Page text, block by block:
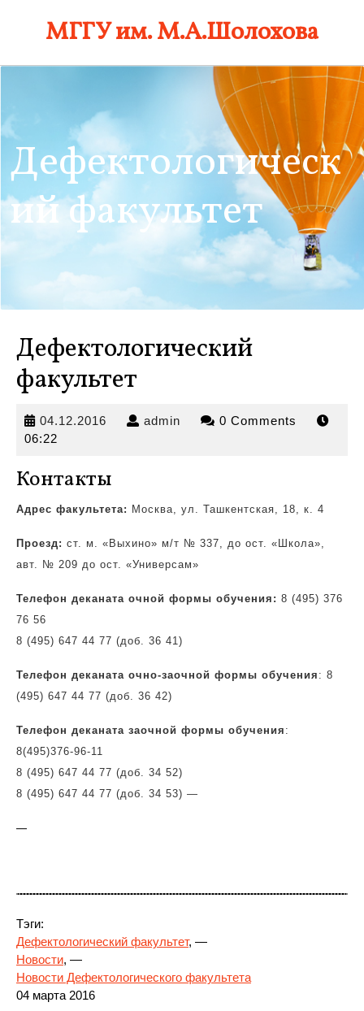
МГГУ им. М.А.Шолохова
Дефектологическ
ий факультет
Дефектологический
факультет
04.12.2016 04.12.2016
admin admin 0 Comments
06:22
Контакты
Адрес факультета: Москва, ул. Ташкентская, 18, к. 4
Проезд: ст. м. «Выхино» м/т № 337, до ост. «Школа»,
авт. № 209 до ост. «Универсам»
Телефон деканата очной формы обучения: 8 (495) 376
76 56
8 (495) 647 44 77 (доб. 36 41)
Телефон деканата очно-заочной формы обучения : 8
(495) 647 44 77 (доб. 36 42)
Телефон деканата заочной формы обучения :
8(495)376-96-11
8 (495) 647 44 77 (доб. 34 52)
8 (495) 647 44 77 (доб. 34 53) —
—
Тэги:
Дефектологический факультет, —
Новости, —
Новости Дефектологического факультета
04 марта 2016